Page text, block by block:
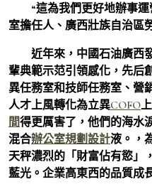
“這為我們更好地辦事
室擔任人、廣西壯族自治區
近年來，中國石油廣西
輩典範示范引領感化，先后
異任務室和技師任務室、營
人才上風轉化為立異COFO
間得更厲害了，他們的海水
混合辦公室規劃設計液。，
天秤濃烈的「財富佔有慾」
藍光。企業高東西的品質成